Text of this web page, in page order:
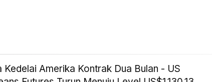
Kedelai Amerika Kontrak Dua Bulan - US